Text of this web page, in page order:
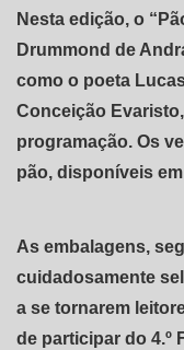
Nesta edição, o
Drummond de
como o poeta
Conceição
programação. Os
pão, disponíveis
As embalagens,
cuidadosamente
a se tornarem
de participar do 4.º